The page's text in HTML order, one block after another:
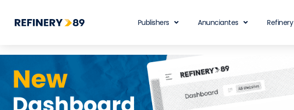
Publishers Anunciantes Refinery